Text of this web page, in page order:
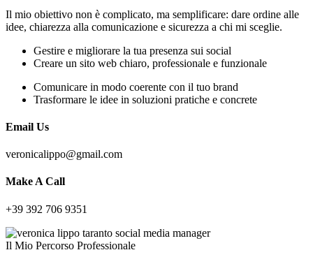
Il mio obiettivo non è complicato, ma semplificare: dare ordine alle
idee, chiarezza alla comunicazione e sicurezza a chi mi sceglie.
Gestire e migliorare la tua presenza sui social
Creare un sito web chiaro, professionale e funzionale
Comunicare in modo coerente con il tuo brand
Trasformare le idee in soluzioni pratiche e concrete
Email Us
veronicalippo@gmail.com
Make A Call
+39 392 706 9351
Il Mio Percorso Professionale